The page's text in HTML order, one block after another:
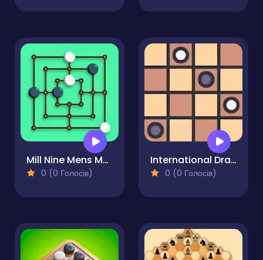
Mill Nine Mens Morris
0 (0 Голосів)
International Draughts
0 (0 Голосів)